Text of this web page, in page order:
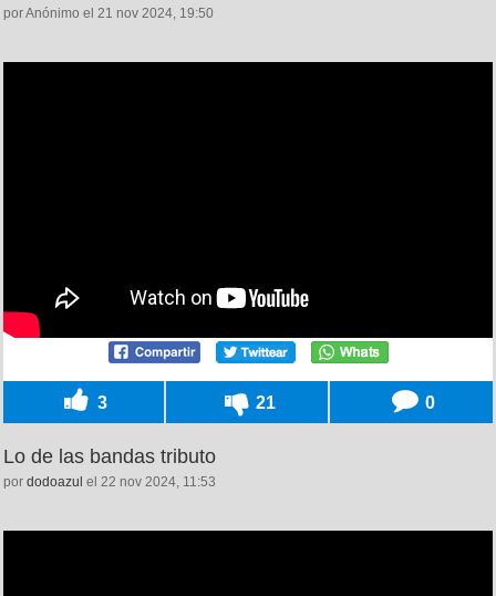
por Anónimo el 21 nov 2024, 19:50
3 21 0
Lo de las bandas tributo
por dodoazul el 22 nov 2024, 11:53